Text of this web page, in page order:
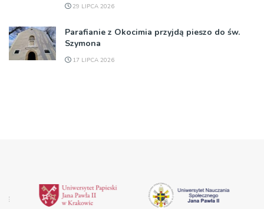
29 LIPCA 2026
Parafianie z Okocimia przyjdą pieszo do św.
Szymona
17 LIPCA 2026